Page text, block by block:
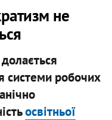
не
робочих
освітньої